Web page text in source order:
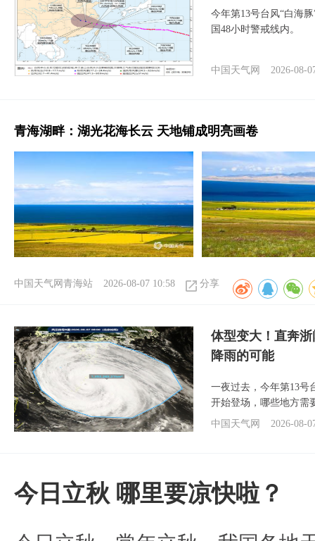
今年第13号台风“白海
国48小时警戒线内。
中国天气网 2026-08-
青海湖畔：湖光花海长云 天地铺成明亮画卷
中国天气网青海站 2026-08-07 10:58 分享
体型变大！直奔
降雨的可能
一夜过去，今年第13号
开始登场，哪些地方需
中国天气网
2026-08-
今日立秋 哪里要凉快啦？